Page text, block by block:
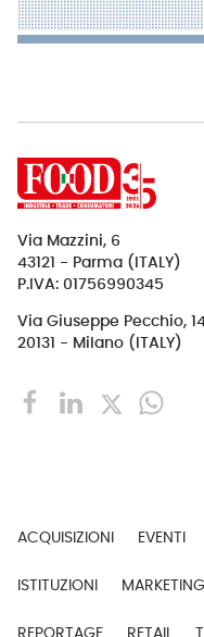
Via Mazzini, 6
43121 - Parma (ITALY)
P.IVA: 01756990345
Via Giuseppe Pecchio,
20131 - Milano (ITALY)
ACQUISIZIONI EVENTI
ISTITUZIONI MARKETING
REPORTAGE RETAIL